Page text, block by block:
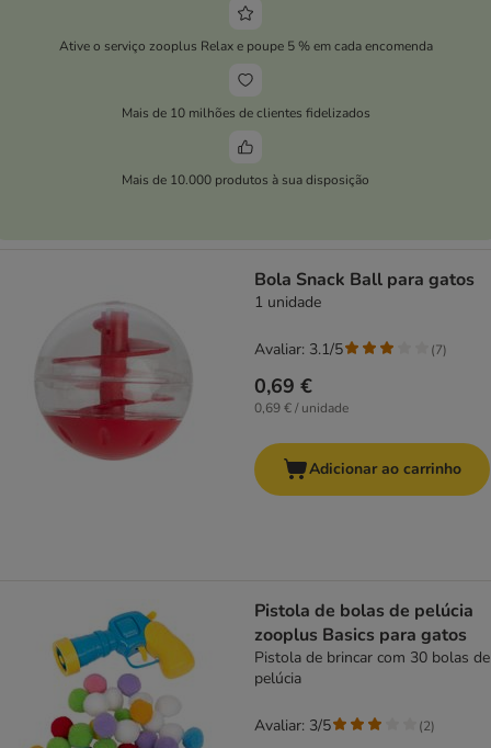
Ative o serviço zooplus Relax e poupe 5 % em cada encomenda
Mais de 10 milhões de clientes fidelizados
Mais de 10.000 produtos à sua disposição
Bola Snack Ball para gatos
1 unidade
0,69 €
0,69 € / unidade
Avaliar: 3.1/5 (7)
Adicionar ao carrinho
Pistola de bolas de pelúcia
zooplus Basics para gatos
Pistola de brincar com 30 bolas de
pelúcia
Avaliar: 3/5 (2)